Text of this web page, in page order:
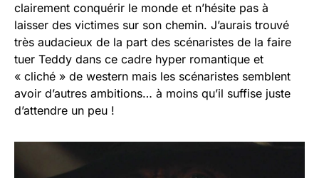
clairement conquérir le monde et n’hésite pas à
laisser des victimes sur son chemin. J’aurais trouvé
très audacieux de la part des scénaristes de la faire
tuer Teddy dans ce cadre hyper romantique et
« cliché » de western mais les scénaristes semblent
avoir d’autres ambitions… à moins qu’il suffise juste
d’attendre un peu !